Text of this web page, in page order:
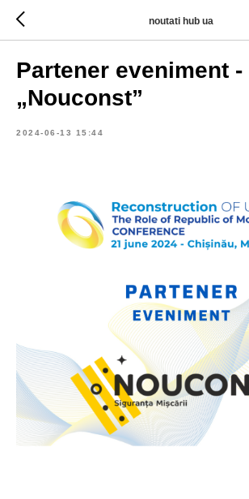
noutati hub ua
Partener eveniment -
„Nouconst”
2024-06-13 15:44